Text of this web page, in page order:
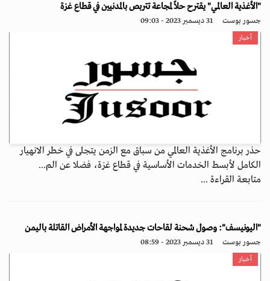
"الأغذية العالمي" يقترح حلاً لمجاعة تتربص بالمدنيين في قطاع غزة
جسور بوست 31 ديسمبر 2023 - 09:03
أخبار
حذر برنامج الأغذية العالمي من سباق مع الزمن يتجلى في خطر الانهيار
الكامل لأبسط الخدمات الأساسية في قطاع غزة، فضلا عن الم...
متابعة القراءة ...
"اليونيسف": وصول شحنة لقاحات جديدة لمواجهة الأمراض القاتلة باليمن
جسور بوست 31 ديسمبر 2023 - 08:59
أخبار